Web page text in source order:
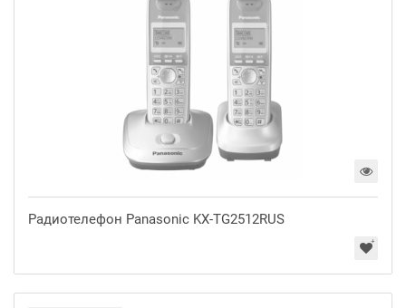
Радиотелефон Panasonic KX-TG2512RUS